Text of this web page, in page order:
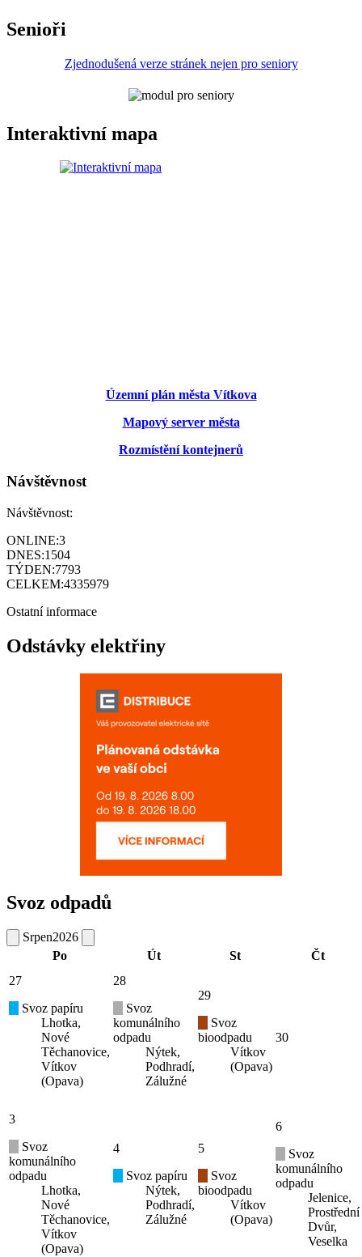
Senioři
Zjednodušená verze stránek nejen pro seniory
Interaktivní mapa
Územní plán města Vítkova
Mapový server města
Rozmístění kontejnerů
Návštěvnost
Návštěvnost:
ONLINE:3
DNES:1504
TÝDEN:7793
CELKEM:4335979
Ostatní informace
Odstávky elektřiny
Svoz odpadů
Srpen2026
Po
Út St
Čt
27
Svoz papíru
Lhotka,
Nové
Těchanovice,
Vítkov
(Opava)
28
Svoz
komunálního
odpadu
Nýtek,
Podhradí,
Zálužné
29
Svoz
bioodpadu
Vítkov
(Opava)
30
3
Svoz
komunálního
odpadu
Lhotka,
Nové
Těchanovice,
Vítkov
(Opava)
4
Svoz papíru
Nýtek,
Podhradí,
Zálužné
5
Svoz
bioodpadu
Vítkov
(Opava)
6
Svoz
komunálního
odpadu
Jelenice,
Prostřední
Dvůr,
Veselka